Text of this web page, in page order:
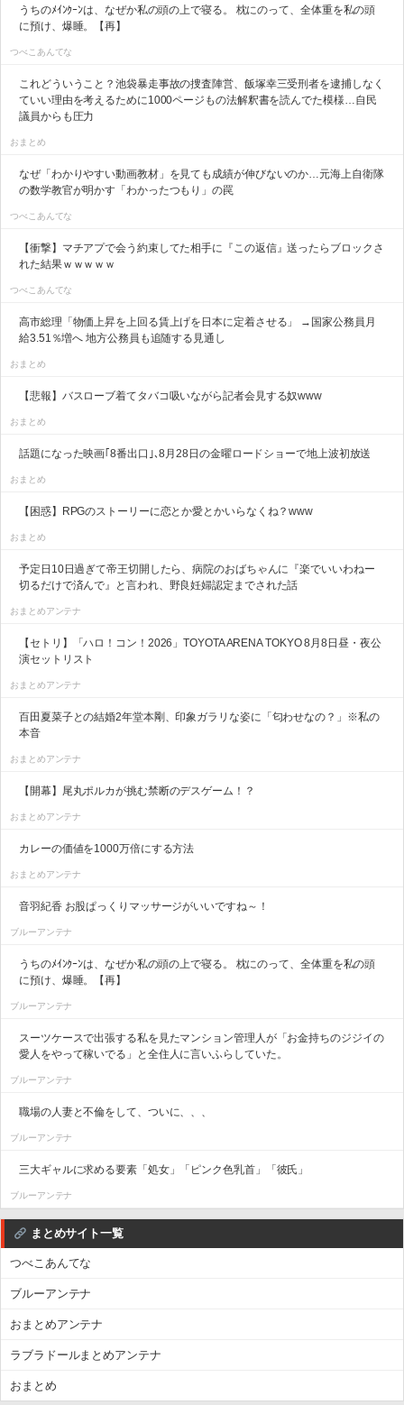
うちのﾒｲﾝｸｰﾝは、なぜか私の頭の上で寝る。 枕にのって、全体重を私の頭
に預け、爆睡。【再】
つべこあんてな
これどういうこと？池袋暴走事故の捜査陣営、飯塚幸三受刑者を逮捕しなく
ていい理由を考えるために1000ページもの法解釈書を読んでた模様…自民
議員からも圧力
おまとめ
なぜ「わかりやすい動画教材」を見ても成績が伸びないのか…元海上自衛隊
の数学教官が明かす「わかったつもり」の罠
つべこあんてな
【衝撃】マチアプで会う約束してた相手に『この返信』送ったらブロックさ
れた結果ｗｗｗｗｗ
つべこあんてな
高市総理「物価上昇を上回る賃上げを日本に定着させる」 →国家公務員月
給3.51％増へ 地方公務員も追随する見通し
おまとめ
【悲報】バスローブ着てタバコ吸いながら記者会見する奴www
おまとめ
話題になった映画｢8番出口｣､8月28日の金曜ロードショーで地上波初放送
おまとめ
【困惑】RPGのストーリーに恋とか愛とかいらなくね？www
おまとめ
予定日10日過ぎて帝王切開したら、病院のおばちゃんに『楽でいいわねー
切るだけで済んで』と言われ、野良妊婦認定までされた話
おまとめアンテナ
【セトリ】「ハロ！コン！2026」TOYOTA ARENA TOKYO 8月8日昼・夜公
演セットリスト
おまとめアンテナ
百田夏菜子との結婚2年堂本剛、印象ガラリな姿に「匂わせなの？」※私の
本音
おまとめアンテナ
【開幕】尾丸ポルカが挑む禁断のデスゲーム！？
おまとめアンテナ
カレーの価値を1000万倍にする方法
おまとめアンテナ
音羽紀香 お股ぱっくりマッサージがいいですね～！
ブルーアンテナ
うちのﾒｲﾝｸｰﾝは、なぜか私の頭の上で寝る。 枕にのって、全体重を私の頭
に預け、爆睡。【再】
ブルーアンテナ
スーツケースで出張する私を見たマンション管理人が「お金持ちのジジイの
愛人をやって稼いでる」と全住人に言いふらしていた。
ブルーアンテナ
職場の人妻と不倫をして、ついに、、、
ブルーアンテナ
三大ギャルに求める要素「処女」「ピンク色乳首」「彼氏」
ブルーアンテナ
まとめサイト一覧
つべこあんてな
ブルーアンテナ
おまとめアンテナ
ラブラドールまとめアンテナ
おまとめ